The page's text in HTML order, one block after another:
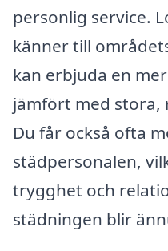
personlig service.
känner till
kan erbjuda en
jämfört med stora,
Du får också ofta
städpersonalen,
trygghet och
städningen blir